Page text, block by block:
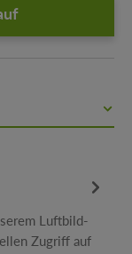
Luftbild-
Zugriff auf